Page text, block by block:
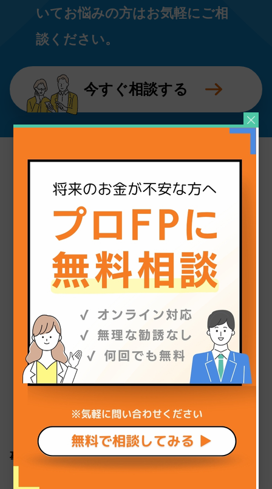
人情報の安全管理が図られるよう、委託先に
対する必要かつ適切な監督を行います。
開示等のお求め
当個人情報の利用目的の通知、開示、内容の
よび第三者への提供の停止（「開示等」とい
います。）を受け付けております。 開示等の
求めは、以下の「個人情報苦情及び相談窓
回答ができない場合があります。
ココザス株式会社 個人情報保護管理者 総
個人情報苦情及び相談窓口
ココザス株式会社 苦情相談窓口
上記にご同意のうえ、お問い合わせ下さい。
いてお悩みの方はお気軽にご相
談ください。
今すぐ相談する
ココザス株式会社
〒105-0003 東京都港区西新橋2-39-3 WAW SVAX西
新橋ビル 3F
TEL 03-6435-4032
ココザスの強み
事業紹介 資産形成事業